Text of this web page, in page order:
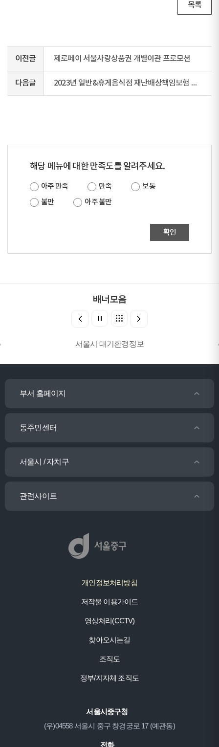
목록
이전글 제로페이 서울사랑상품권 개별이관 프로모션
다음글 2023년 일반&휴게음식점 재난배상책임보험 의무가입 안내
해당 메뉴에 대한 만족도를 알려주세요.
아주 만족 만족
보통
불만
아주 불만
확인
배너모음
서울시 대기환경정보
부서 홈페이지
동주민센터
서울시 / 자치구
관련사이트
개인정보처리방침
저작물 이용가이드
영상처리(CCTV)
찾아오시는길
조직도
정부/지자체 조직도
서울시중구청
(우)04558 서울시 중구 창경궁로 17 (예관동)
전화